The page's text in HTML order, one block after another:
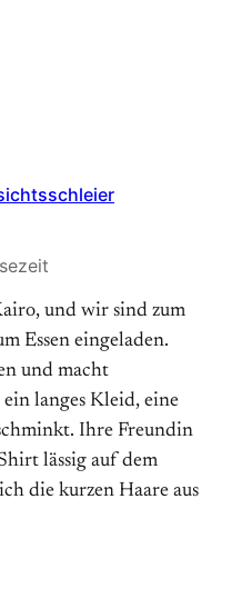
und wir sind zum
Essen eingeladen.
und macht
langes Kleid, eine
Ihre Freundin
lässig auf dem
die kurzen Haare aus